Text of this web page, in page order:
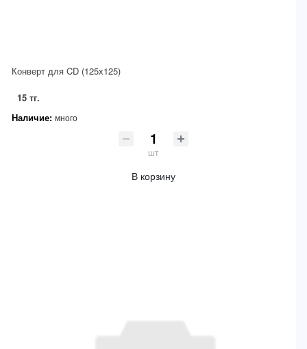
Конверт для CD (125х125)
15 тг.
Наличие: много
шт
В корзину